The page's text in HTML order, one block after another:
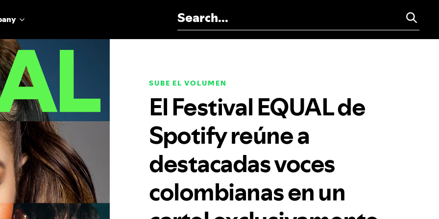
SUBE EL VOLUMEN
El Festival EQUAL de
Spotify reúne a
destacadas voces
colombianas en un